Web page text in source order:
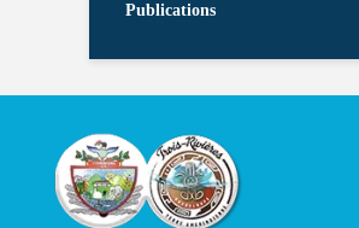
Publications